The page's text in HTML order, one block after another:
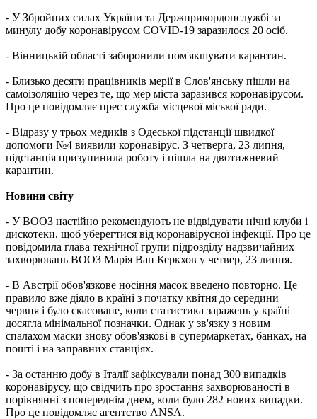
- У Збройних силах України та Держприкордонслужбі за
минулу добу коронавірусом COVID-19 заразилося 20 осіб.
- Вінницькій області заборонили пом'якшувати карантин.
- Близько десяти працівників мерії в Слов'янську пішли на
самоізоляцію через те, що мер міста заразився коронавірусом.
Про це повідомляє прес служба місцевої міської ради.
- Відразу у трьох медиків з Одеської підстанції швидкої
допомоги №4 виявили коронавірус. З четверга, 23 липня,
підстанція призупинила роботу і пішла на двотижневий
карантин.
Новини світу
- У ВООЗ настійно рекомендують не відвідувати нічні клуби і
дискотеки, щоб уберегтися від коронавірусної інфекції. Про це
повідомила глава технічної групи підрозділу надзвичайних
захворювань ВООЗ Марія Ван Керкхов у четвер, 23 липня.
- В Австрії обов'язкове носіння масок введено повторно. Це
правило вже діяло в країні з початку квітня до середини
червня і було скасоване, коли статистика заражень у країні
досягла мінімальної позначки. Однак у зв'язку з новим
спалахом маски знову обов'язкові в супермаркетах, банках, на
пошті і на заправних станціях.
- За останню добу в Італії зафіксували понад 300 випадків
коронавірусу, що свідчить про зростання захворюваності в
порівнянні з попереднім днем, коли було 282 нових випадки.
Про це повідомляє агентство ANSA.